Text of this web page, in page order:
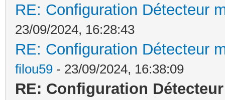
RE: Configuration Détecteur
23/09/2024, 16:28:43
RE: Configuration Détecteur
filou59 - 23/09/2024, 16:38:09
RE: Configuration